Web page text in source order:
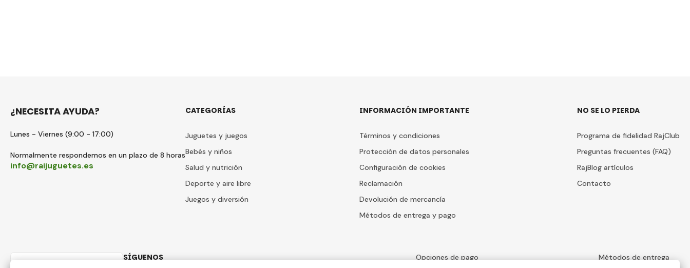
¿NECESITA AYUDA?
Lunes - Viernes (9:00 - 17:00)
Normalmente respondemos en un plazo de 8 horas
info@raijuguetes.es
CATEGORÍAS
Juguetes y juegos
Bebés y niños
Salud y nutrición
Deporte y aire libre
Juegos y diversión
INFORMACIÓN IMPORTANTE
Términos y condiciones
Protección de datos personales
Configuración de cookies
Reclamación
Devolución de mercancía
Métodos de entrega y pago
NO SE LO PIERDA
Programa de fidelidad RajClub
Preguntas frecuentes (FAQ)
RajBlog artículos
Contacto
SÍGUENOS Opciones de pago Métodos de entrega